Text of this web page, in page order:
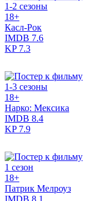
1-2 сезоны
18+
Касл-Рок
IMDB 7.6
KP7.3
1-3 сезоны
18+
Нарко: Мексика
IMDB 8.4
KP7.9
1 сезон
18+
Патрик Мелроуз
IMDB 8.1